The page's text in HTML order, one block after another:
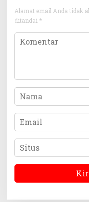
Alamat email Anda tidak
ditandai *